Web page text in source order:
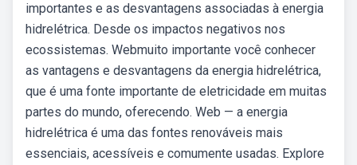
importantes e as desvantagens associadas à energia
hidrelétrica. Desde os impactos negativos nos
ecossistemas. Webmuito importante você conhecer
as vantagens e desvantagens da energia hidrelétrica,
que é uma fonte importante de eletricidade em muitas
partes do mundo, oferecendo. Web — a energia
hidrelétrica é uma das fontes renováveis mais
essenciais, acessíveis e comumente usadas. Explore